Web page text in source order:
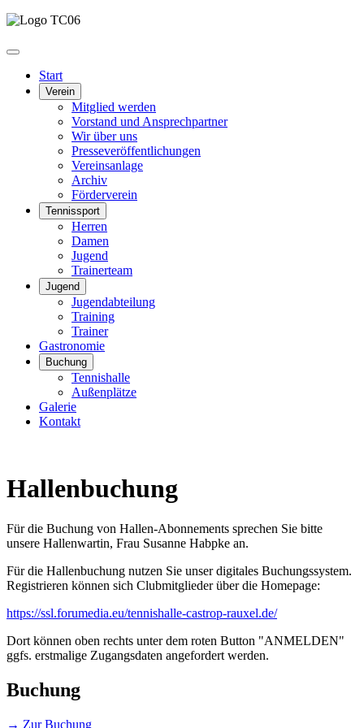
Start
Verein
Mitglied werden
Vorstand und Ansprechpartner
Wir über uns
Presseveröffentlichungen
Vereinsanlage
Archiv
Förderverein
Tennissport
Herren
Damen
Jugend
Trainerteam
Jugend
Jugendabteilung
Training
Trainer
Gastronomie
Buchung
Tennishalle
Außenplätze
Galerie
Kontakt
Hallenbuchung
Für die Buchung von Hallen-Abonnements sprechen Sie bitte
unsere Hallenwartin, Frau Susanne Habpke an.
Für die Hallenbuchung nutzen Sie unser digitales Buchungssystem.
Registrieren können sich Clubmitglieder über die Homepage:
https://ssl.forumedia.eu/tennishalle-castrop-rauxel.de/
Dort können oben rechts unter dem roten Button "ANMELDEN"
ggfs. erstmalige Zugangsdaten angefordert werden.
Buchung
→ Zur Buchung